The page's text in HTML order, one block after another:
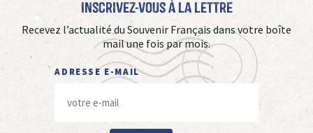
Inscrivez-vous à La Lettre
Recevez l’actualité du Souvenir Français dans votre boîte
mail une fois par mois.
ADRESSE E-MAIL